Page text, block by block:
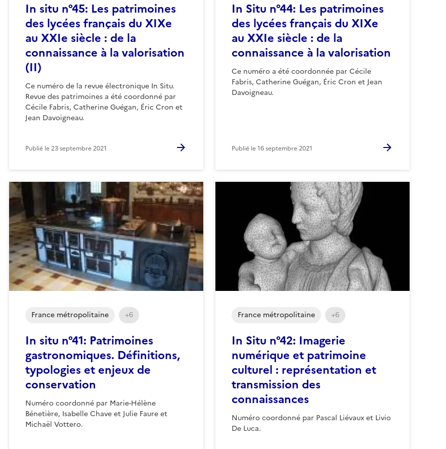
In situ n°45: Les patrimoines
des lycées français du XIXe
au XXIe siècle : de la
connaissance à la valorisation
(II)
Ce numéro de la revue électronique In Situ.
Revue des patrimoines a été coordonné par
Cécile Fabris, Catherine Guégan, Éric Cron et
Jean Davoigneau.
Publié le23 septembre 2021
In Situ n°44: Les patrimoines
des lycées français du XIXe
au XXIe siècle : de la
connaissance à la valorisation
Ce numéro a été coordonnée par Cécile
Fabris, Catherine Guégan, Éric Cron et Jean
Davoigneau.
Publié le16 septembre 2021
In situ n°41: Patrimoines
gastronomiques. Définitions,
typologies et enjeux de
conservation
Numéro coordonné par Marie-Hélène
Bénetière, Isabelle Chave et Julie Faure et
Michaël Vottero.
France métropolitaine +6
In Situ n°42: Imagerie
numérique et patrimoine
culturel : représentation et
transmission des
connaissances
Numéro coordonné par Pascal Liévaux et Livio
De Luca.
France métropolitaine +6